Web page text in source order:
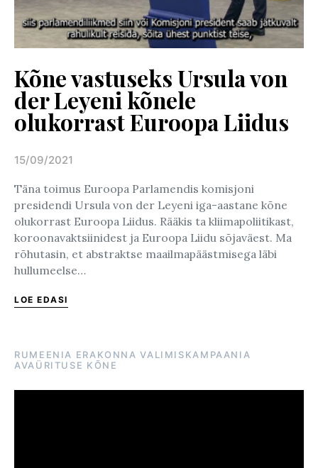
Kõne vastuseks Ursula von
der Leyeni kõnele
olukorrast Euroopa Liidus
Posted on
15/09/2021
Täna toimus Euroopa Parlamendis komisjoni
presidendi Ursula von der Leyeni iga-aastane kõne
olukorrast Euroopa Liidus. Rääkis ta kliimapoliitikast,
koroonavaktsiinidest ja Euroopa Liidu sõjaväest. Ma
rõhutasin, et abstraktse maailmapäästmisega läbi
hullumeelse…
LOE EDASI
RUMEENIA ERAKONNA VALIMISKAMPAANIA
AVAÜRITUSE KÕNE